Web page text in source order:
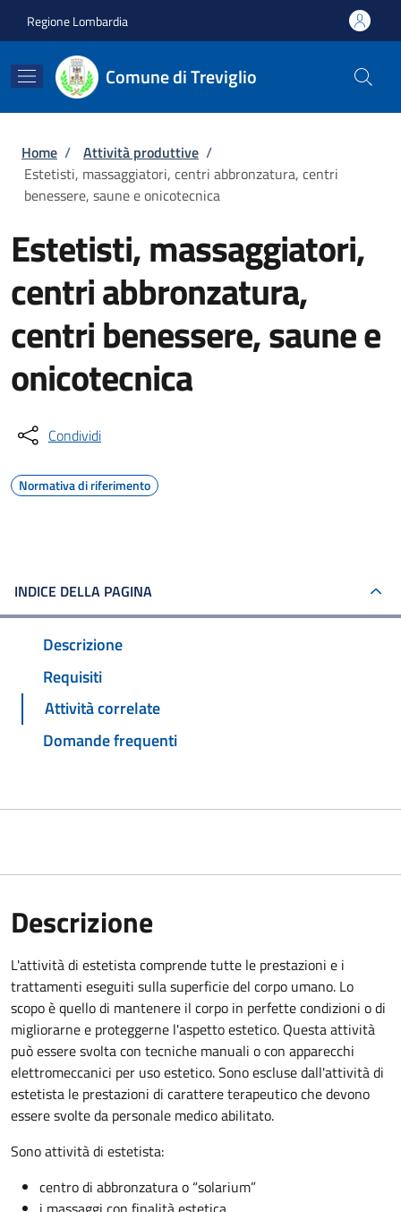
Regione Lombardia
Comune di Treviglio
Briciole di pane
Home / Attività produttive /
Estetisti, massaggiatori, centri abbronzatura, centri
benessere, saune e onicotecnica
Estetisti, massaggiatori,
centri abbronzatura,
centri benessere, saune e
onicotecnica
Condividi
Normativa di riferimento
INDICE DELLA PAGINA
Descrizione
Requisiti
Attività correlate
Domande frequenti
Descrizione
L'attività di estetista comprende tutte le prestazioni e i
trattamenti eseguiti sulla superficie del corpo umano. Lo
scopo è quello di mantenere il corpo in perfette condizioni o di
migliorarne e proteggerne l'aspetto estetico. Questa attività
può essere svolta con tecniche manuali o con apparecchi
elettromeccanici per uso estetico. Sono escluse dall'attività di
estetista le prestazioni di carattere terapeutico che devono
essere svolte da personale medico abilitato.
Sono attività di estetista:
centro di abbronzatura o “solarium”